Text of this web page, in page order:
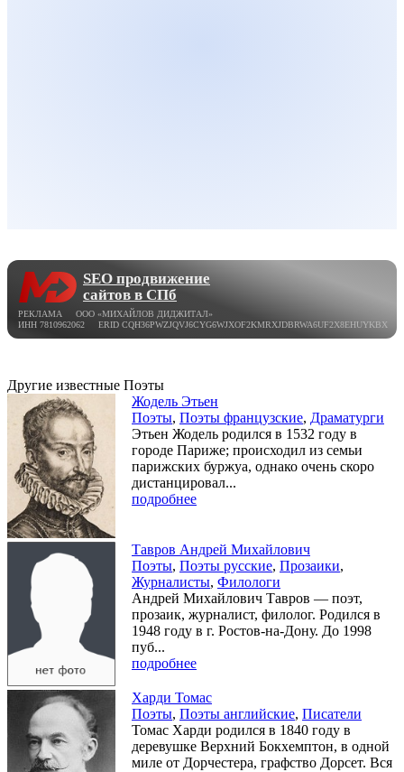
SEO продвижение
сайтов в СПб
РЕКЛАМА ООО «МИХАЙЛОВ ДИДЖИТАЛ»
ИНН 7810962062 ERID CQH36PWZJQVJ6CYG6WJXOF2KMRXJDBRWA6UF2X8EHUYKBX
Другие известные Поэты
Жодель Этьен
Поэты, Поэты французские, Драматурги
Этьен Жодель родился в 1532 году в
городе Париже; происходил из семьи
парижских буржуа, однако очень скоро
дистанцировал...
подробнее
Тавров Андрей Михайлович
Поэты, Поэты русские, Прозаики,
Журналисты, Филологи
Андрей Михайлович Тавров — поэт,
прозаик, журналист, филолог. Родился в
1948 году в г. Ростов-на-Дону. До 1998
пуб...
подробнее
Харди Томас
Поэты, Поэты английские, Писатели
Томас Харди родился в 1840 году в
деревушке Верхний Бокхемптон, в одной
миле от Дорчестера, графство Дорсет. Вся